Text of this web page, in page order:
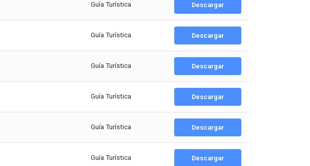
Guía Turística Descargar
Guía Turística Descargar
Guía Turística Descargar
Guía Turística Descargar
Guía Turística Descargar
Guía Turística Descargar